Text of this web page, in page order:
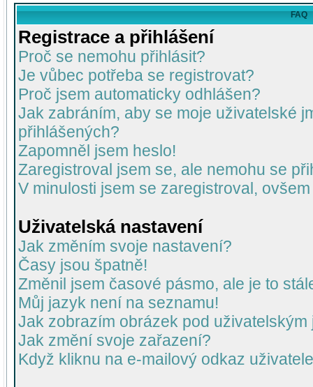
FAQ
Registrace a přihlášení
Proč se nemohu přihlásit?
Je vůbec potřeba se registrovat?
Proč jsem automaticky odhlášen?
Jak zabráním, aby se moje uživatelské
přihlášených?
Zapomněl jsem heslo!
Zaregistroval jsem se, ale nemohu se
V minulosti jsem se zaregistroval,
Uživatelská nastavení
Jak změním svoje nastavení?
Časy jsou špatně!
Změnil jsem časové pásmo, ale je to
Můj jazyk není na seznamu!
Jak zobrazím obrázek pod uživatelským
Jak změní svoje zařazení?
Když kliknu na e-mailový odkaz